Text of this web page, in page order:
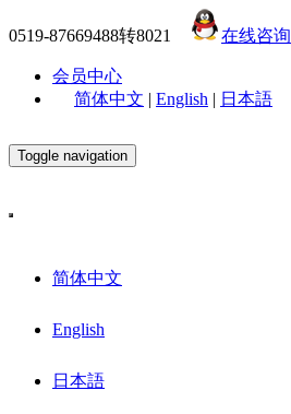
0519-87669488转8021 在线咨询
会员中心
简体中文 | English | 日本語
Toggle navigation
简体中文
English
日本語